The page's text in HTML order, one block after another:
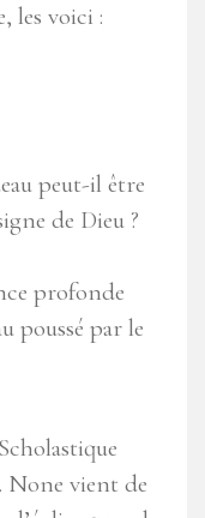
les voici :
peut-il être
de Dieu ?
profonde
poussé par le
None vient de